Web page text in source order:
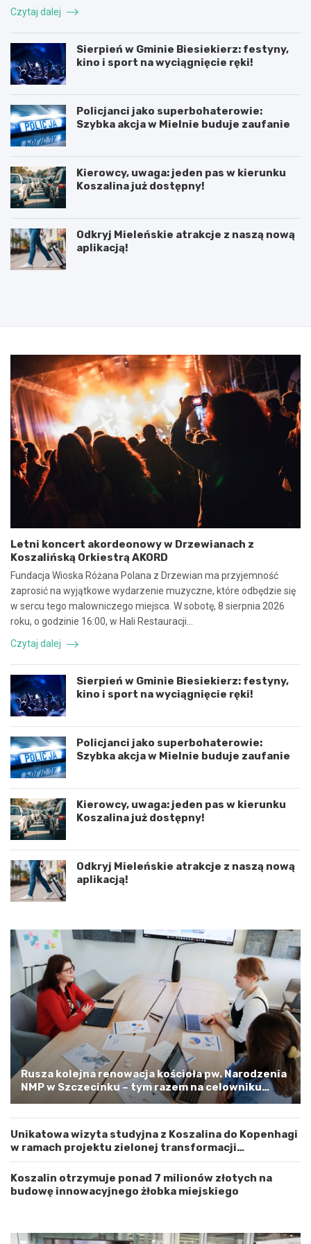
Czytaj dalej
Sierpień w Gminie Biesiekierz: festyny,
kino i sport na wyciągnięcie ręki!
Policjanci jako superbohaterowie:
Szybka akcja w Mielnie buduje zaufanie
Kierowcy, uwaga: jeden pas w kierunku
Koszalina już dostępny!
Odkryj Mieleńskie atrakcje z naszą nową
aplikacją!
P
e
u
m
o
w
y
a
ó
ł
p
r
c
ę
i
k
o
o
r
d
y
n
a
c
j
ę
r
z
w
o
j
u
m
i
ę
z
y
W
o
e
d
z
w
c
h
o
d
n
p
5
2
5
:
N
i
e
e
e
c
z
n
z
d
a
r
z
e
n
i
e
d
r
o
g
o
w
p
o
d
K
o
s
z
a
i
n
e
m
a
l
o
s
n
o
ś
ć
Letni koncert akordeonowy w Drzewianach z
Koszalińską Orkiestrą AKORD
Fundacja Wioska Różana Polana z Drzewian ma przyjemność
zaprosić na wyjątkowe wydarzenie muzyczne, które odbędzie się
w sercu tego malowniczego miejsca. W sobotę, 8 sierpnia 2026
roku, o godzinie 16:00, w Hali Restauracji…
Czytaj dalej
Sierpień w Gminie Biesiekierz: festyny,
kino i sport na wyciągnięcie ręki!
Policjanci jako superbohaterowie:
Szybka akcja w Mielnie buduje zaufanie
Kierowcy, uwaga: jeden pas w kierunku
Koszalina już dostępny!
Odkryj Mieleńskie atrakcje z naszą nową
aplikacją!
Rusza kolejna renowacja kościoła pw. Narodzenia
NMP w Szczecinku – tym razem na celowniku
zachodnia elewacja i główne wejście
Unikatowa wizyta studyjna z Koszalina do Kopenhagi
w ramach projektu zielonej transformacji
energetycznej
Koszalin otrzymuje ponad 7 milionów złotych na
budowę innowacyjnego żłobka miejskiego